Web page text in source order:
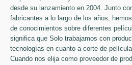
desde su lanzamiento en 2004. Junto
fabricantes a lo largo de los años,
de conocimientos sobre diferentes
significa que Solo trabajamos con
tecnologías en cuanto a corte de
Cuando nos elija como proveedor de